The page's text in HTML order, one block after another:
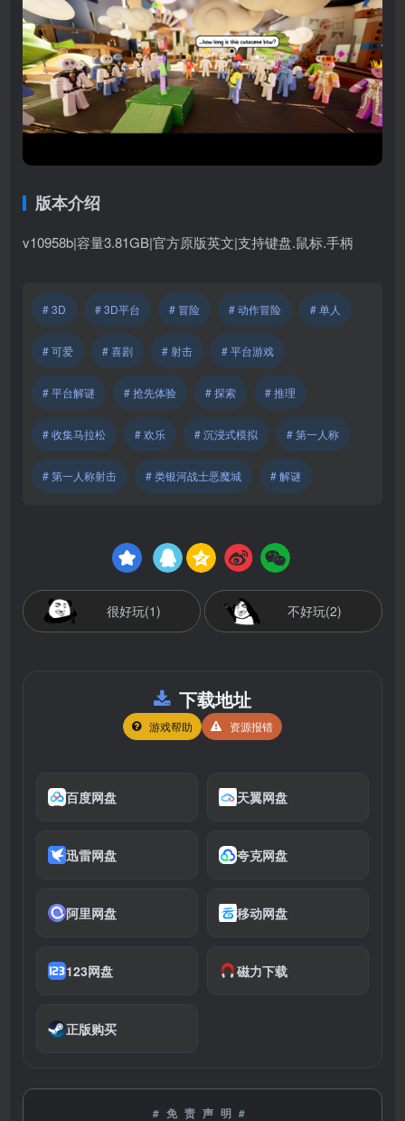
版本介绍
v10958b|容量3.81GB|官方原版英文|支持键盘.鼠标.手柄
# 3D # 3D平台 # 冒险 # 动作冒险 # 单人
# 可爱 # 喜剧 # 射击 # 平台游戏
# 平台解谜 # 抢先体验 # 探索 # 推理
# 收集马拉松 # 欢乐 # 沉浸式模拟 # 第一人称
# 第一人称射击 # 类银河战士恶魔城 # 解谜
很好玩(1) 不好玩(2)
下载地址
游戏帮助 资源报错
百度网盘 天翼网盘
迅雷网盘 夸克网盘
阿里网盘 移动网盘
123网盘 磁力下载
正版购买
#免责声明#